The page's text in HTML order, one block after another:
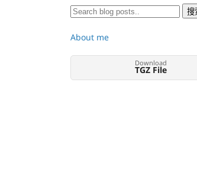
About me
Download
TGZ File